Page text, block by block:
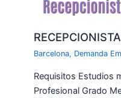
Barcelona, Demanda
Requisitos Estudios
Profesional Grado